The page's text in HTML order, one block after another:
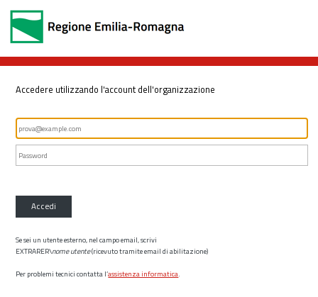
Accedere utilizzando l'account dell'organizzazione
Accedi
Se sei un utente esterno, nel campo email, scrivi
EXTRARER\nome utente(ricevuto tramite email di abilitazione)
Per problemi tecnici contatta l’assistenza informatica.